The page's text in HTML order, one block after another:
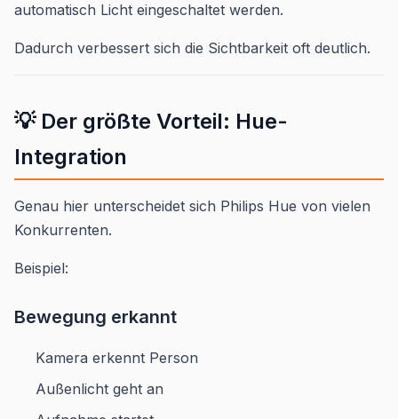
automatisch Licht eingeschaltet werden.
Dadurch verbessert sich die Sichtbarkeit oft deutlich.
💡 Der größte Vorteil: Hue-
Integration
Genau hier unterscheidet sich Philips Hue von vielen
Konkurrenten.
Beispiel:
Bewegung erkannt
Kamera erkennt Person
Außenlicht geht an